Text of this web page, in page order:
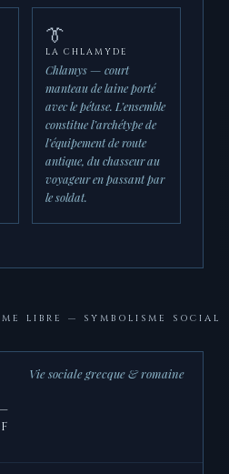
👔
LA CHLAMYDE
Chlamys — court
manteau de laine porté
avec le pétase. L’ensemble
constitue l’archétype de
l’équipement de route
antique, du chasseur au
voyageur en passant par
le soldat.
LIBRE — SYMBOLISME SOCIAL
Vie sociale grecque & romaine